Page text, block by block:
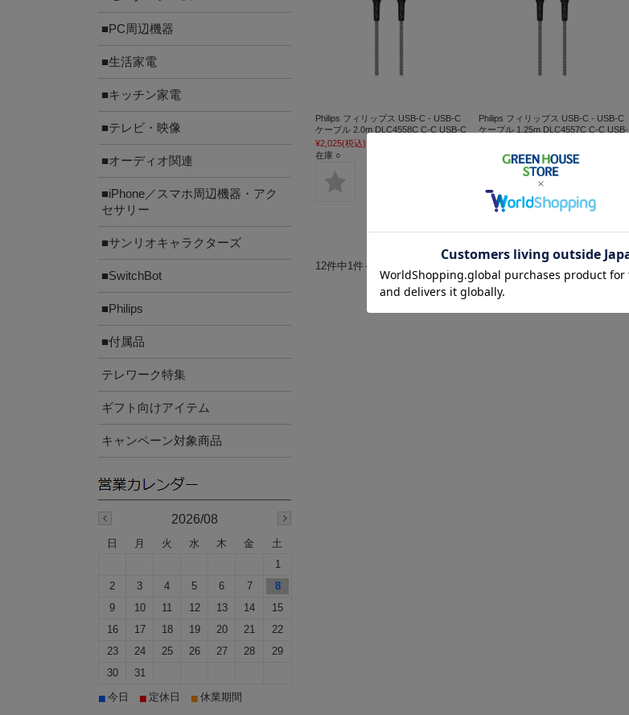
Philips フィリップス USB-C - USB-C
ケーブル 2.0m DLC4558C C-C USB-C
¥2,025(税込)
在庫 ○
Philips フィリップス USB-C - USB-C
ケーブル 1.25m DLC4557C C-C USB-
¥1,791(税込)
在庫 ○
12件中1件～12件を表示
■PC周辺機器
■生活家電
■キッチン家電
■テレビ・映像
■オーディオ関連
■iPhone／スマホ周辺機器・アク
セサリー
■サンリオキャラクターズ
■SwitchBot
■Philips
■付属品
テレワーク特集
ギフト向けアイテム
キャンペーン対象商品
2026/08
日 月 火 水 木 金
土
1
2
3 4 5 6 7
8
9
10 11 12 13 14
15
16
17 18 19 20 21
22
23
24 25 26 27 28
29
30
31
■ 今日 ■ 定休日 ■ 休業期間